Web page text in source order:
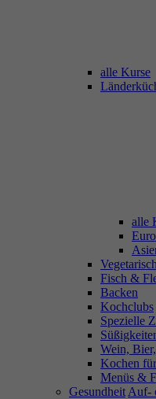
alle Kurse
alle
Fisch &
Backen
Kochclubs
Spezielle
Wein,
Kochen
Menüs &
Gesundheit Auf-